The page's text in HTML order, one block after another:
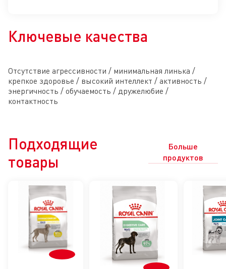
Ключевые качества
Отсутствие агрессивности / минимальная линька /
крепкое здоровье / высокий интеллект / активность /
энергичность / обучаемость / дружелюбие /
контактность
Подходящие
товары
Больше
продуктов